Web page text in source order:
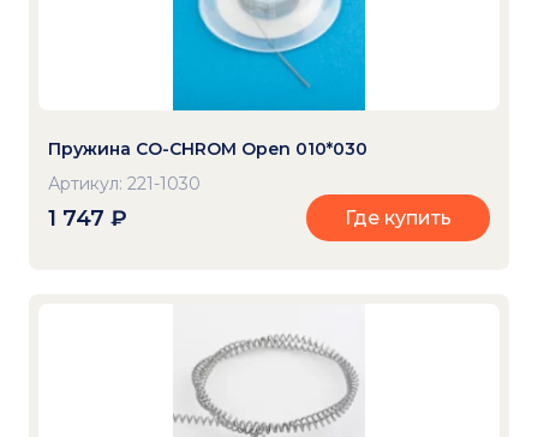
Пружина CO-CHROM Open 010*030
Артикул: 221-1030
1 747 ₽ Где купить